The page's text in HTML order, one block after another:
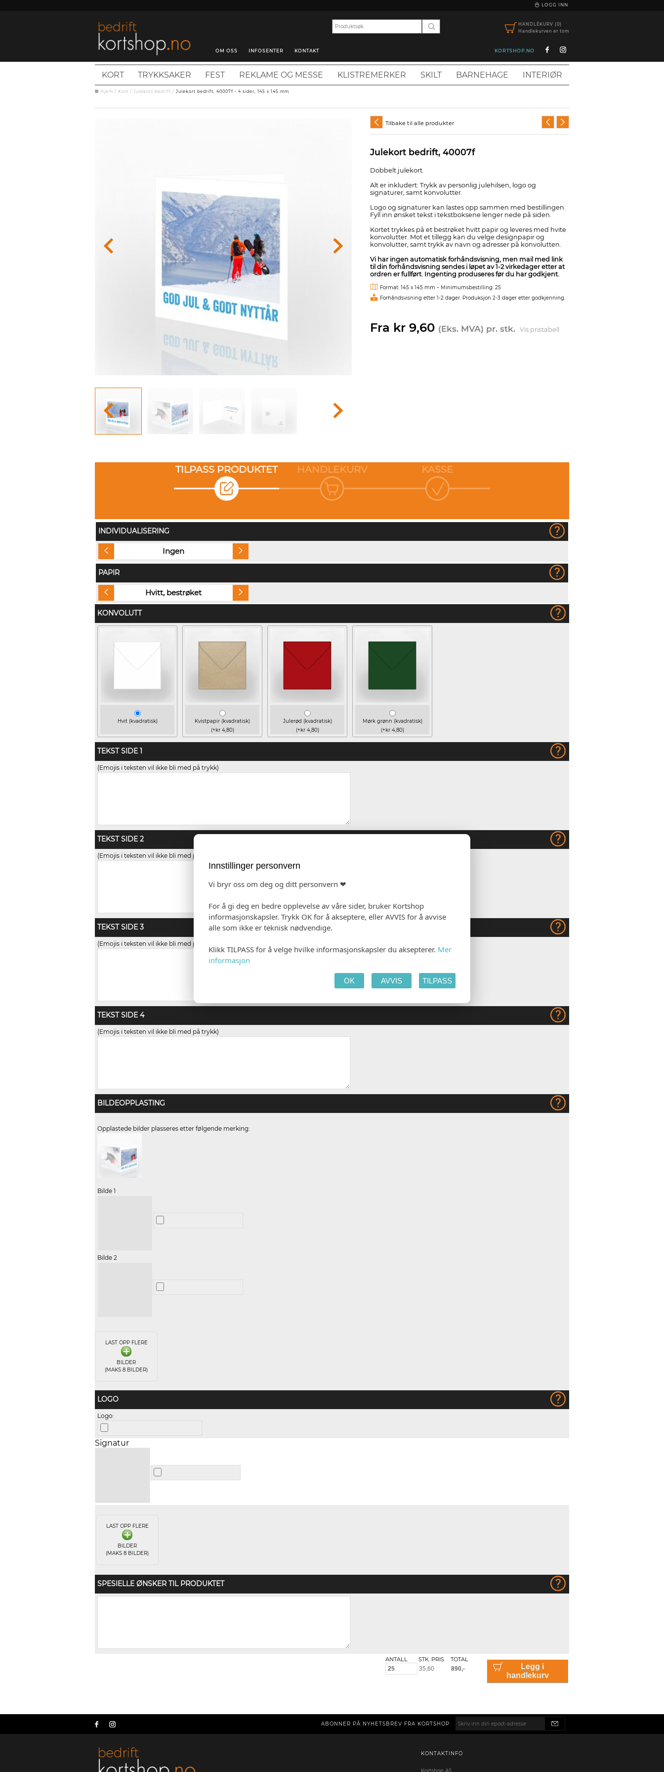
LOGG INN
HANDLEKURV (0)
Handlekurven er tom
OM OSS INFOSENTER KONTAKT KORTSHOP.NO
KORT TRYKKSAKER FEST REKLAME OG MESSE KLISTREMERKER SKILT BARNEHAGE INTERIØR
Hjem / Kort / Julekort bedrift / Julekort bedrift, 40007f - 4 sider, 145 x 145 mm
Tilbake til alle produkter
Julekort bedrift, 40007f
Dobbelt julekort.
Alt er inkludert: Trykk av personlig julehilsen, logo og
signaturer, samt konvolutter.
Logo og signaturer kan lastes opp sammen med bestillingen.
Fyll inn ønsket tekst i tekstboksene lenger nede på siden.
Kortet trykkes på et bestrøket hvitt papir og leveres med hvite
konvolutter. Mot et tillegg kan du velge designpapir og
konvolutter, samt trykk av navn og adresser på konvolutten.
Vi har ingen automatisk forhåndsvisning, men mail med link
til din forhåndsvisning sendes i løpet av 1-2 virkedager etter at
ordren er fullført. Ingenting produseres før du har godkjent.
Format: 145 x 145 mm - Minimumsbestilling: 25
Forhåndsvisning etter 1-2 dager. Produksjon 2-3 dager etter godkjenning.
Fra kr 9,60 (Eks. MVA) pr. stk. Vis pristabell
TILPASS PRODUKTET HANDLEKURV KASSE
INDIVIDUALISERING
Navn på konvolutt (+kr 5,60) Ingen Navn på konvolutt (+kr 5,60)
PAPIR
Hvitt, bestrøket
KONVOLUTT
Hvit (kvadratisk)
Kvistpapir (kvadratisk)
(+kr 4,80)
Julerød (kvadratisk)
(+kr 4,80)
Mørk grønn (kvadratisk)
(+kr 4,80)
TEKST SIDE 1
(Emojis i teksten vil ikke bli med på trykk)
TEKST SIDE 2
(Emojis i teksten vil ikke bli med på trykk)
TEKST SIDE 3
(Emojis i teksten vil ikke bli med på trykk)
TEKST SIDE 4
(Emojis i teksten vil ikke bli med på trykk)
BILDEOPPLASTING
Opplastede bilder plasseres etter følgende merking:
Bilde 1
Bilde 2
LAST OPP FLERE
BILDER
(MAKS 8 BILDER)
LOGO
Logo:
Signatur
LAST OPP FLERE
BILDER
(MAKS 8 BILDER)
SPESIELLE ØNSKER TIL PRODUKTET
ANTALL STK. PRIS TOTAL
Legg i
handlekurv
ABONNER PÅ NYHETSBREV FRA KORTSHOP
KONTAKTINFO
Innstillinger personvern
Vi bryr oss om deg og ditt personvern ❤
For å gi deg en bedre opplevelse av våre sider, bruker Kortshop
informasjonskapsler. Trykk OK for å akseptere, eller AVVIS for å avvise
alle som ikke er teknisk nødvendige.
Klikk TILPASS for å velge hvilke informasjonskapsler du aksepterer. Mer
informasjon
OK AVVIS TILPASS